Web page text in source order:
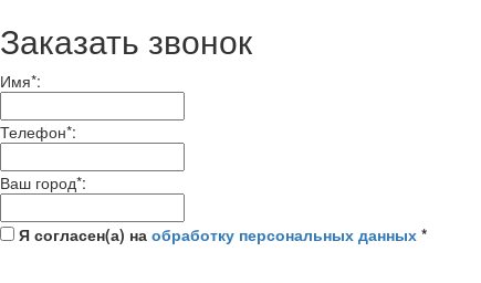
Заказать звонок
Имя*:
Телефон*:
Ваш город*:
Я согласен(а) на обработку персональных данных *